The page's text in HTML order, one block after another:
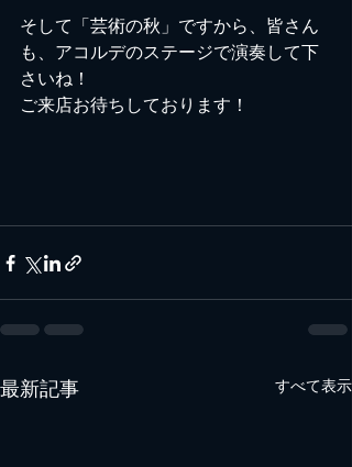
そして「芸術の秋」ですから、皆さん
も、アコルデのステージで演奏して下
さいね！
ご来店お待ちしております！
最新記事 すべて表示